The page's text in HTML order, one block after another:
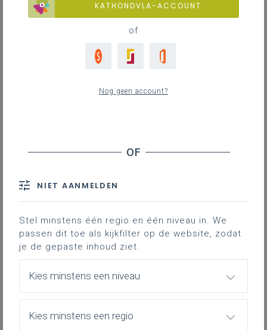
KATHONDVLA-ACCOUNT
of
Nog geen account?
NIET AANMELDEN
Stel minstens één regio en één niveau in. We
passen dit toe als kijkfilter op de website, zodat
je de gepaste inhoud ziet.
Kies minstens een niveau
Kies minstens een regio